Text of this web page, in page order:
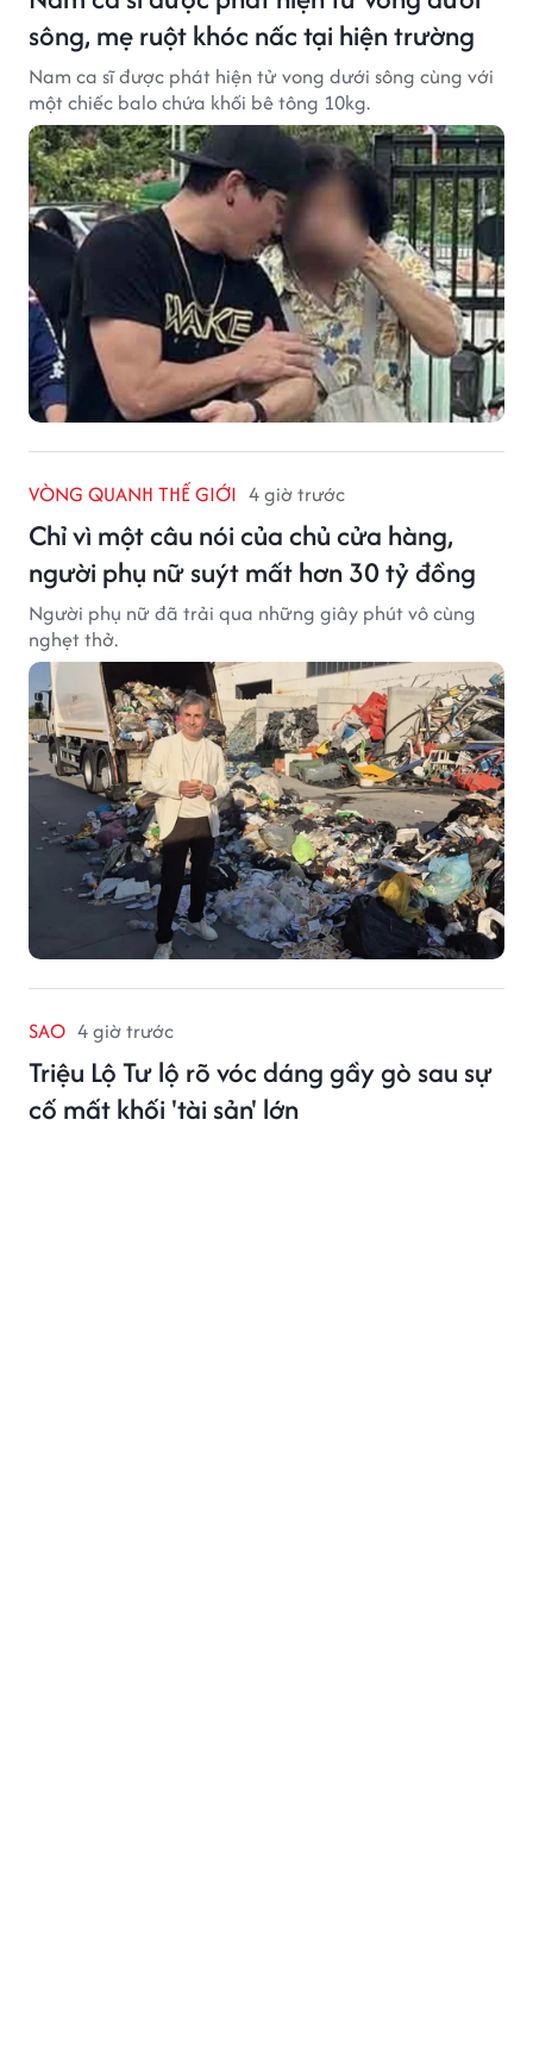
sông, mẹ ruột khóc nấc tại hiện trường
Nam ca sĩ được phát hiện tử vong dưới sông cùng với
một chiếc balo chứa khối bê tông 10kg.
VÒNG QUANH THẾ GIỚI 4 giờ trước
Chỉ vì một câu nói của chủ cửa hàng,
người phụ nữ suýt mất hơn 30 tỷ đồng
Người phụ nữ đã trải qua những giây phút vô cùng
nghẹt thở.
SAO 4 giờ trước
Triệu Lộ Tư lộ rõ vóc dáng gầy gò sau sự
cố mất khối 'tài sản' lớn